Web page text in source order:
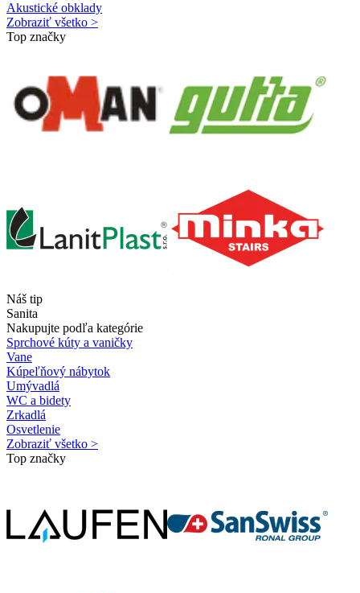
Akustické obklady
Zobraziť všetko >
Top značky
Náš tip
Sanita
Nakupujte podľa kategórie
Sprchové kúty a vaničky
Vane
Kúpeľňový nábytok
Umývadlá
WC a bidety
Zrkadlá
Osvetlenie
Zobraziť všetko >
Top značky